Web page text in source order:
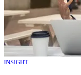
INSIGHT